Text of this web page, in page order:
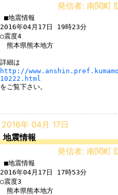
発信者: 南関町
2016年04月17日 19時23分
○震度4
熊本県熊本地方
http://
10222.html
をご覧下さい。
2016年 04月 17日
地震情報
発信者: 南関町
2016年04月17日 17時53分
○震度3
熊本県熊本地方